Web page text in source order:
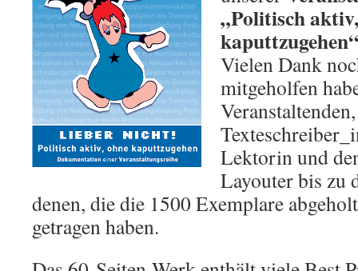
„Politisch
kaputtzugehen“
Vielen Dank
mitgeholfen
Lektorin und
Layouter bis zu
denen, die die 1500 Exemplare
getragen haben.